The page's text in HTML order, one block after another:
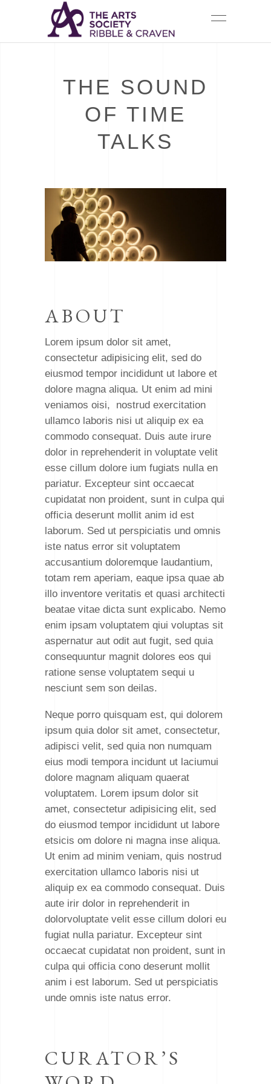
THE SOUND
OF TIME
TALKS
ABOUT
Lorem ipsum dolor sit amet,
consectetur adipisicing elit, sed do
eiusmod tempor incididunt ut labore et
dolore magna aliqua. Ut enim ad mini
veniamos oisi, nostrud exercitation
ullamco laboris nisi ut aliquip ex ea
commodo consequat. Duis aute irure
dolor in reprehenderit in voluptate velit
esse cillum dolore ium fugiats nulla en
pariatur. Excepteur sint occaecat
cupidatat non proident, sunt in culpa qui
officia deserunt mollit anim id est
laborum. Sed ut perspiciatis und omnis
iste natus error sit voluptatem
accusantium doloremque laudantium,
totam rem aperiam, eaque ipsa quae ab
illo inventore veritatis et quasi architecti
beatae vitae dicta sunt explicabo. Nemo
enim ipsam voluptatem qiui voluptas sit
aspernatur aut odit aut fugit, sed quia
consequuntur magnit dolores eos qui
ratione sense voluptatem sequi u
nesciunt sem son deilas.
Neque porro quisquam est, qui dolorem
ipsum quia dolor sit amet, consectetur,
adipisci velit, sed quia non numquam
eius modi tempora incidunt ut laciumui
dolore magnam aliquam quaerat
voluptatem. Lorem ipsum dolor sit
amet, consectetur adipisicing elit, sed
do eiusmod tempor incididunt ut labore
etsicis om dolore ni magna inse aliqua.
Ut enim ad minim veniam, quis nostrud
exercitation ullamco laboris nisi ut
aliquip ex ea commodo consequat. Duis
aute irir dolor in reprehenderit in
dolorvoluptate velit esse cillum dolori eu
fugiat nulla pariatur. Excepteur sint
occaecat cupidatat non proident, sunt in
culpa qui officia cono deserunt mollit
anim i est laborum. Sed ut perspiciatis
unde omnis iste natus error.
CURATOR’S